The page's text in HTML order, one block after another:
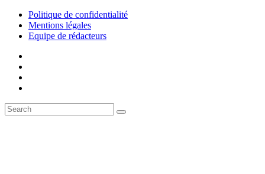
Politique de confidentialité
Mentions légales
Equipe de rédacteurs